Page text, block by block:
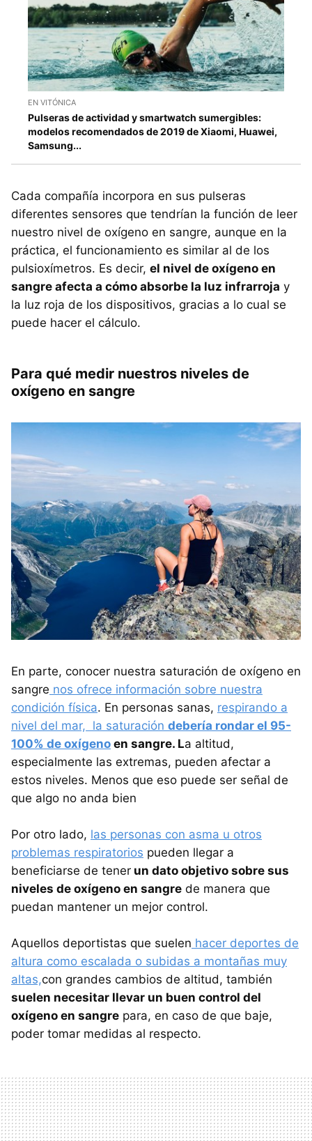
EN VITÓNICA
Pulseras de actividad y smartwatch sumergibles:
modelos recomendados de 2019 de Xiaomi, Huawei,
Samsung...
Cada compañía incorpora en sus pulseras
diferentes sensores que tendrían la función de leer
nuestro nivel de oxígeno en sangre, aunque en la
práctica, el funcionamiento es similar al de los
pulsioxímetros. Es decir, el nivel de oxígeno en
sangre afecta a cómo absorbe la luz infrarroja y
la luz roja de los dispositivos, gracias a lo cual se
puede hacer el cálculo.
Para qué medir nuestros niveles de
oxígeno en sangre
En parte, conocer nuestra saturación de oxígeno en
sangre nos ofrece información sobre nuestra
condición física. En personas sanas, respirando a
nivel del mar, la saturación debería rondar el 95-
100% de oxígeno en sangre. La altitud,
especialmente las extremas, pueden afectar a
estos niveles. Menos que eso puede ser señal de
que algo no anda bien
Por otro lado, las personas con asma u otros
problemas respiratorios pueden llegar a
beneficiarse de tener un dato objetivo sobre sus
niveles de oxígeno en sangre de manera que
puedan mantener un mejor control.
Aquellos deportistas que suelen hacer deportes de
altura como escalada o subidas a montañas muy
altas,con grandes cambios de altitud, también
suelen necesitar llevar un buen control del
oxígeno en sangre para, en caso de que baje,
poder tomar medidas al respecto.